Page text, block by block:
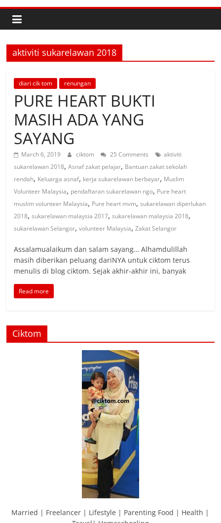
aktiviti sukarelawan 2018
diari cik tom renungan
PURE HEART BUKTI
MASIH ADA YANG
SAYANG
March 6, 2019 ciktom 25 Comments
aktiviti
sukarelawan 2018,Asnaf zakat pelajar, Bantuan zakat sekolah
rendah, Keluarga asnaf, kerja sukarelawan berbayar, Muslim
Volunteer Malaysia, pendaftaran sukarelawan ngo, Pure heart
muslim volunteer Malaysia, Pure heart mvm,sukarelawan diperlukan
2018,sukarelawan malaysia 2017,sukarelawan malaysia 2018,
sukarelawan Selangor,volunteer Malaysia,Zakat Selangor
Assalamualaikum dan salam sayang… Alhamdulillah
masih diberikan peluang dariNYA untuk ciktom terus
menulis di blog ciktom. Sejak akhir-akhir ini, banyak
Read more
Ciktom
Married | Freelancer | Lifestyle | Parenting Food | Health |